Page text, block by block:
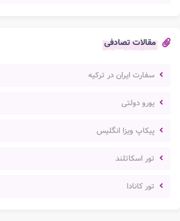
مقالات تصادفی
سفارت ایران در ترکیه
یورو دولتی
پیکاپ ویزا انگلیس
تور اسکاتلند
تور کانادا